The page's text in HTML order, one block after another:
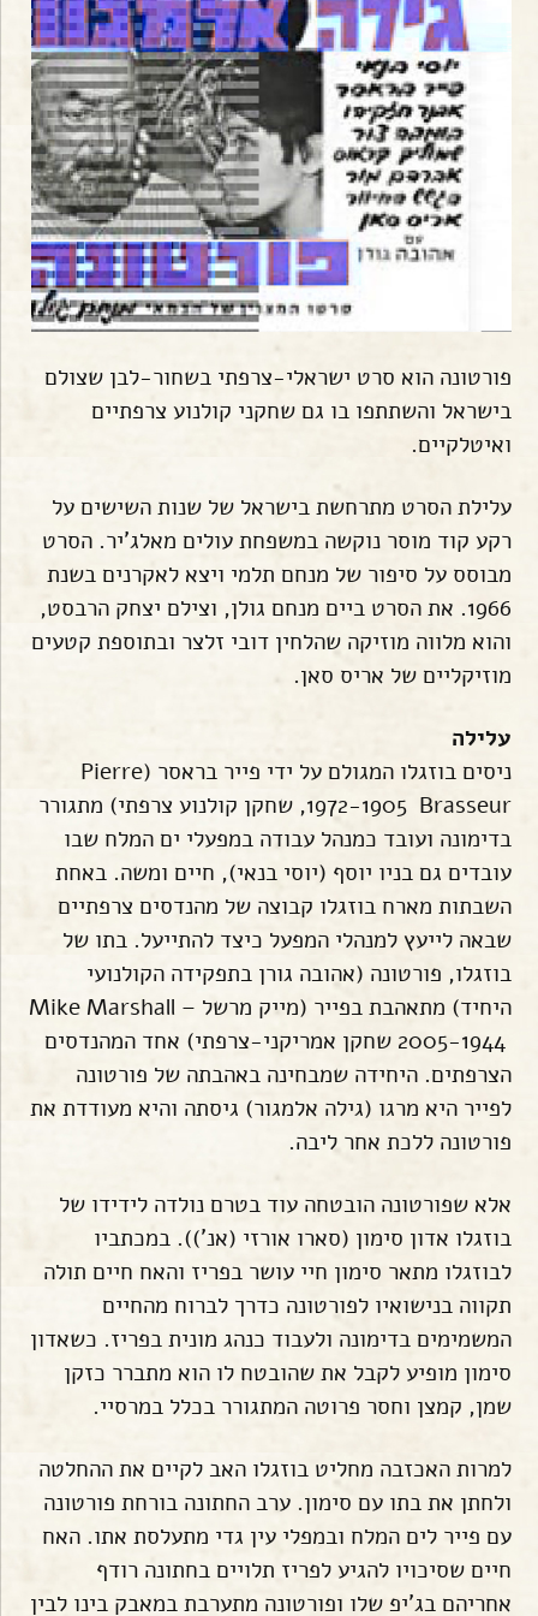
פורטונה הוא סרט ישראלי-צרפתי בשחור-לבן שצולם
בישראל והשתתפו בו גם שחקני קולנוע צרפתיים
ואיטלקיים.
עלילת הסרט מתרחשת בישראל של שנות השישים על
רקע קוד מוסר נוקשה במשפחת עולים מאלג'יר. הסרט
מבוסס על סיפור של מנחם תלמי ויצא לאקרנים בשנת
1966. את הסרט ביים מנחם גולן, וצילם יצחק הרבסט,
והוא מלווה מוזיקה שהלחין דובי זלצר ובתוספת קטעים
מוזיקליים של אריס סאן.
עלילה
ניסים בוזגלו המגולם על ידי פייר בראסר (Pierre
Brasseur ‏ 1972-1905, שחקן קולנוע צרפתי) מתגורר
בדימונה ועובד כמנהל עבודה במפעלי ים המלח שבו
עובדים גם בניו יוסף (יוסי בנאי), חיים ומשה. באחת
השבתות מארח בוזגלו קבוצה של מהנדסים צרפתיים
שבאה לייעץ למנהלי המפעל כיצד להתייעל. בתו של
בוזגלו, פורטונה (אהובה גורן בתפקידה הקולנועי
היחיד) מתאהבת בפייר (מייק מרשל – Mike Marshall
‏ 2005-1944 שחקן אמריקני-צרפתי) אחד המהנדסים
הצרפתים. היחידה שמבחינה באהבתה של פורטונה
לפייר היא מרגו (גילה אלמגור) גיסתה והיא מעודדת את
פורטונה ללכת אחר ליבה.
אלא שפורטונה הובטחה עוד בטרם נולדה לידידו של
בוזגלו אדון סימון (סארו אורזי (אנ')). במכתביו
לבוזגלו מתאר סימון חיי עושר בפריז והאח חיים תולה
תקווה בנישואיו לפורטונה כדרך לברוח מהחיים
המשמימים בדימונה ולעבוד כנהג מונית בפריז. כשאדון
סימון מופיע לקבל את שהובטח לו הוא מתברר כזקן
שמן, קמצן וחסר פרוטה המתגורר בכלל במרסיי.
למרות האכזבה מחליט בוזגלו האב לקיים את ההחלטה
ולחתן את בתו עם סימון. ערב החתונה בורחת פורטונה
עם פייר לים המלח ובמפלי עין גדי מתעלסת אתו. האח
חיים שסיכויו להגיע לפריז תלויים בחתונה רודף
אחריהם בג'יפ שלו ופורטונה מתערבת במאבק בינו לבין